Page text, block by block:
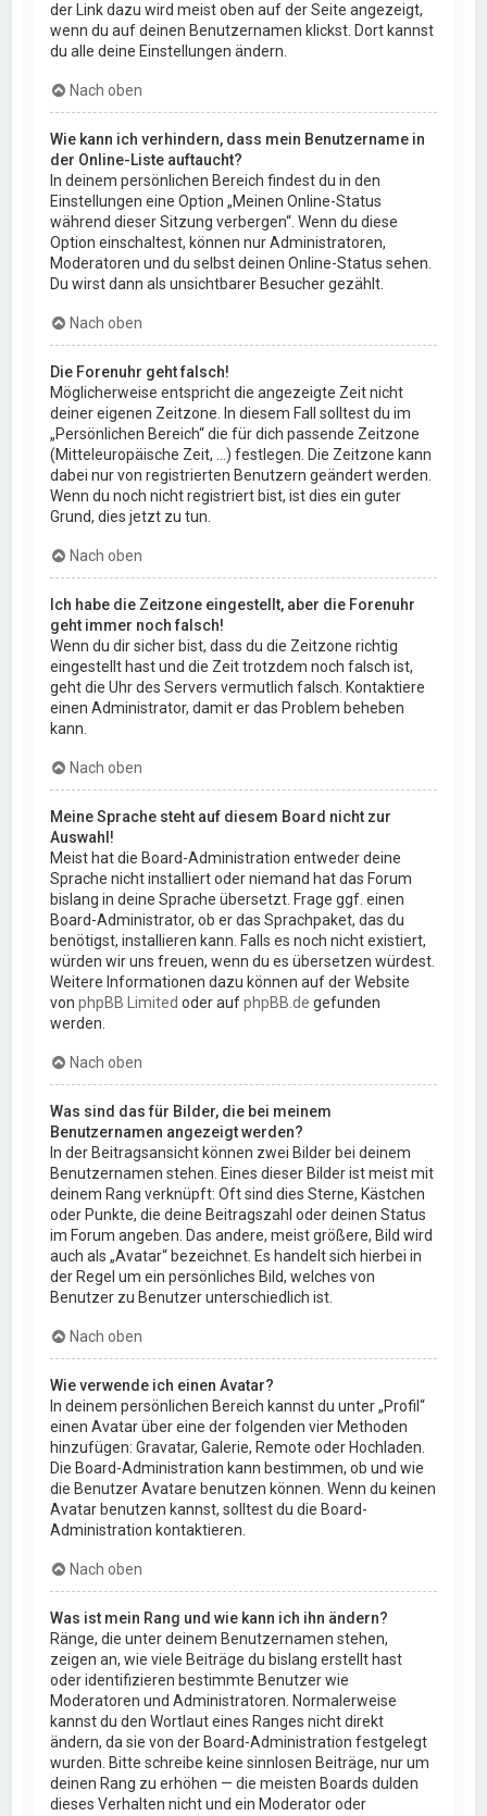
der Link dazu wird meist oben auf der Seite angezeigt,
wenn du auf deinen Benutzernamen klickst. Dort kannst
du alle deine Einstellungen ändern.
Nach oben
Wie kann ich verhindern, dass mein Benutzername in
der Online-Liste auftaucht?
In deinem persönlichen Bereich findest du in den
Einstellungen eine Option „Meinen Online-Status
während dieser Sitzung verbergen“. Wenn du diese
Option einschaltest, können nur Administratoren,
Moderatoren und du selbst deinen Online-Status sehen.
Du wirst dann als unsichtbarer Besucher gezählt.
Nach oben
Die Forenuhr geht falsch!
Möglicherweise entspricht die angezeigte Zeit nicht
deiner eigenen Zeitzone. In diesem Fall solltest du im
„Persönlichen Bereich“ die für dich passende Zeitzone
(Mitteleuropäische Zeit, ...) festlegen. Die Zeitzone kann
dabei nur von registrierten Benutzern geändert werden.
Wenn du noch nicht registriert bist, ist dies ein guter
Grund, dies jetzt zu tun.
Nach oben
Ich habe die Zeitzone eingestellt, aber die Forenuhr
geht immer noch falsch!
Wenn du dir sicher bist, dass du die Zeitzone richtig
eingestellt hast und die Zeit trotzdem noch falsch ist,
geht die Uhr des Servers vermutlich falsch. Kontaktiere
einen Administrator, damit er das Problem beheben
kann.
Nach oben
Meine Sprache steht auf diesem Board nicht zur
Auswahl!
Meist hat die Board-Administration entweder deine
Sprache nicht installiert oder niemand hat das Forum
bislang in deine Sprache übersetzt. Frage ggf. einen
Board-Administrator, ob er das Sprachpaket, das du
benötigst, installieren kann. Falls es noch nicht existiert,
würden wir uns freuen, wenn du es übersetzen würdest.
Weitere Informationen dazu können auf der Website
vonphpBB Limited oder aufphpBB.de gefunden
werden.
Nach oben
Was sind das für Bilder, die bei meinem
Benutzernamen angezeigt werden?
In der Beitragsansicht können zwei Bilder bei deinem
Benutzernamen stehen. Eines dieser Bilder ist meist mit
deinem Rang verknüpft: Oft sind dies Sterne, Kästchen
oder Punkte, die deine Beitragszahl oder deinen Status
im Forum angeben. Das andere, meist größere, Bild wird
auch als „Avatar“ bezeichnet. Es handelt sich hierbei in
der Regel um ein persönliches Bild, welches von
Benutzer zu Benutzer unterschiedlich ist.
Nach oben
Wie verwende ich einen Avatar?
In deinem persönlichen Bereich kannst du unter „Profil“
einen Avatar über eine der folgenden vier Methoden
hinzufügen: Gravatar, Galerie, Remote oder Hochladen.
Die Board-Administration kann bestimmen, ob und wie
die Benutzer Avatare benutzen können. Wenn du keinen
Avatar benutzen kannst, solltest du die Board-
Administration kontaktieren.
Nach oben
Was ist mein Rang und wie kann ich ihn ändern?
Ränge, die unter deinem Benutzernamen stehen,
zeigen an, wie viele Beiträge du bislang erstellt hast
oder identifizieren bestimmte Benutzer wie
Moderatoren und Administratoren. Normalerweise
kannst du den Wortlaut eines Ranges nicht direkt
ändern, da sie von der Board-Administration festgelegt
wurden. Bitte schreibe keine sinnlosen Beiträge, nur um
deinen Rang zu erhöhen — die meisten Boards dulden
dieses Verhalten nicht und ein Moderator oder